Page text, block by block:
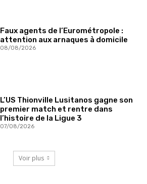
Faux agents de l’Eurométropole :
attention aux arnaques à domicile
08/08/2026
L’US Thionville Lusitanos gagne son
premier match et rentre dans
l’histoire de la Ligue 3
07/08/2026
Voir plus